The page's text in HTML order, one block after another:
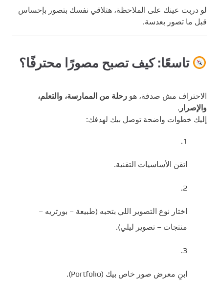
لو دربت عينك على الملاحظة، هتلاقي نفسك بتصور بإحساس
قبل ما تصور بعدسة.
تاسعًا: كيف تصبح مصورًا محترفًا؟
الاحتراف مش صدفة، هو رحلة من الممارسة، والتعلم،
والإصرار .
إليك خطوات واضحة توصل بيك لهدفك:
اتقن الأساسيات التقنية.
اختار نوع التصوير اللي بتحبه (طبيعة – بورتريه –
منتجات – تصوير ليلي).
ابنِ معرض صور خاص بيك (Portfolio).